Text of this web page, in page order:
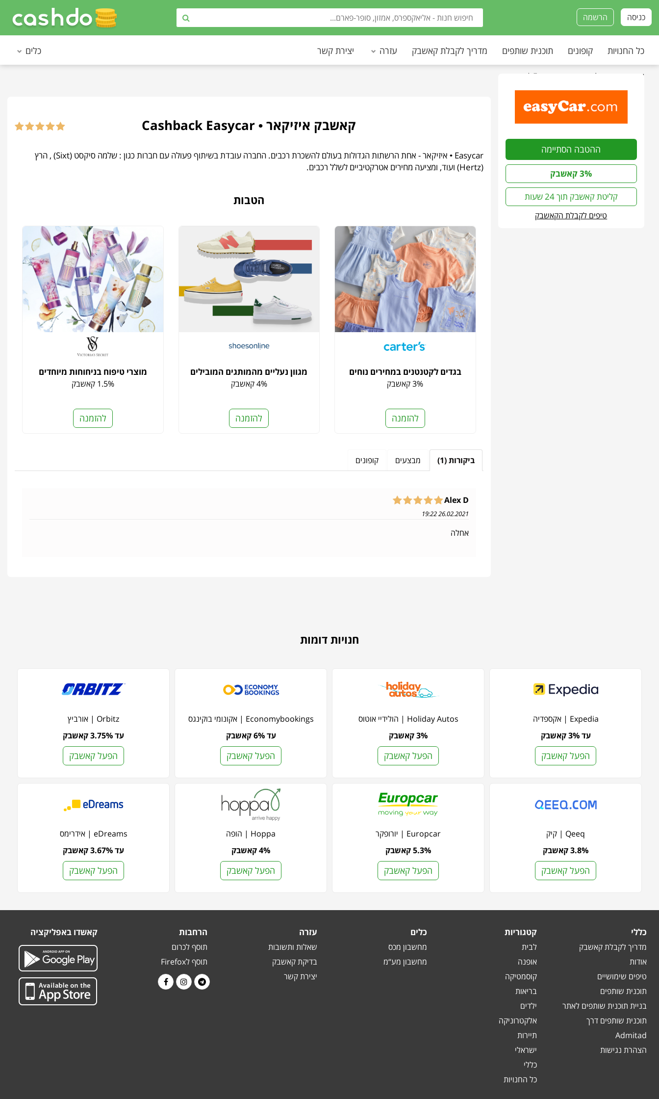
הרשמה כניסה
כל החנויות קופונים תוכנית שותפים מדריך לקבלת קאשבק עזרה יצירת קשר כלים
עמוד הבית כל החנויות Easycar | איזיקאר
ההטבה הסתיימה
3% קאשבק
קליטת קאשבק תוך 24 שעות
טיפים לקבלת הקאשבק
קאשבק איזיקאר • Cashback Easycar
Easycar • איזיקאר - אחת הרשתות הגדולות בעולם להשכרת רכבים. החברה עובדת בשיתוף פעולה עם חברות כגון : שלמה סיקסט (Sixt) , הרץ
(Hertz) ועוד, ומציעה מחירים אטרקטיביים לשלל רכבים.
הטבות
בגדים לקטנטנים במחירים נוחים
3% קאשבק
להזמנה
מגוון נעליים מהמותגים המובילים
4% קאשבק
להזמנה
מוצרי טיפוח בניחוחות מיוחדים
1.5% קאשבק
להזמנה
ביקורות (1) מבצעים קופונים
Alex D
26.02.2021 19:22
אחלה
חנויות דומות
Expedia | אקספדיה
עד 3% קאשבק
הפעל קאשבק
Holiday Autos | הולידיי אוטוס
3% קאשבק
הפעל קאשבק
Economybookings | אקונומי בוקינגס
עד 6% קאשבק
הפעל קאשבק
Orbitz | אורביץ
עד 3.75% קאשבק
הפעל קאשבק
Qeeq | קיק
3.8% קאשבק
הפעל קאשבק
Europcar | יורופקר
5.3% קאשבק
הפעל קאשבק
Hoppa | הופה
4% קאשבק
הפעל קאשבק
eDreams | אידרימס
עד 3.67% קאשבק
הפעל קאשבק
כללי
מדריך לקבלת קאשבק
אודות
טיפים שימושיים
תוכנית שותפים
בניית תוכנית שותפים לאתר
תוכנית שותפים דרך
Admitad
הצהרת נגישות
קטגוריות
לבית
אופנה
קוסמטיקה
בריאות
ילדים
אלקטרוניקה
תיירות
ישראלי
כללי
כל החנויות
כלים
מחשבון מכס
מחשבון מע“מ
עזרה
שאלות ותשובות
בדיקת קאשבק
יצירת קשר
הרחבות
תוסף לכרום
תוסף לFirefox
קאשדו באפליקציה